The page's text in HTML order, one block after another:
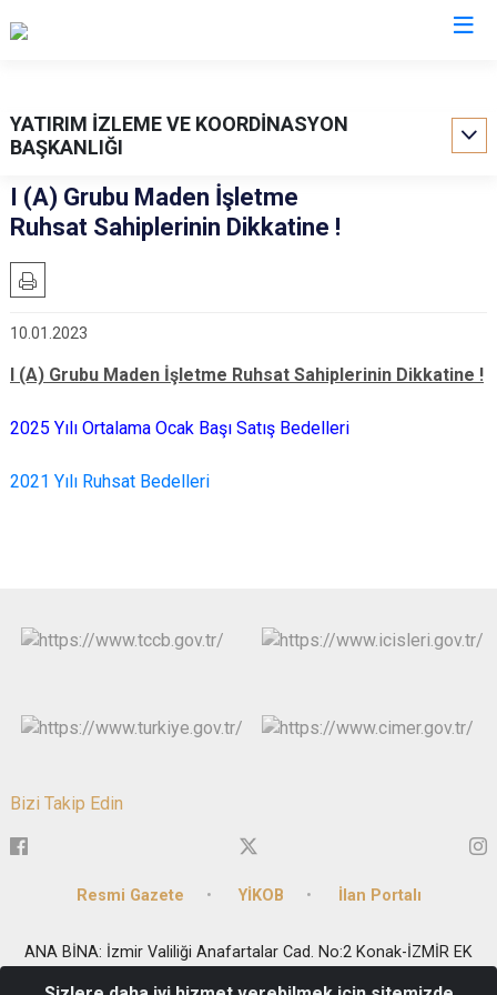
YATIRIM İZLEME VE KOORDİNASYON
BAŞKANLIĞI
I (A) Grubu Maden İşletme
Ruhsat Sahiplerinin Dikkatine !
10.01.2023
I (A) Grubu Maden İşletme Ruhsat Sahiplerinin Dikkatine !
2025 Yılı Ortalama Ocak Başı Satış Bedelleri
2021 Yılı Ruhsat Bedelleri
Bizi Takip Edin
Resmi Gazete YİKOB İlan Portalı
ANA BİNA: İzmir Valiliği Anafartalar Cad. No:2 Konak-İZMİR EK